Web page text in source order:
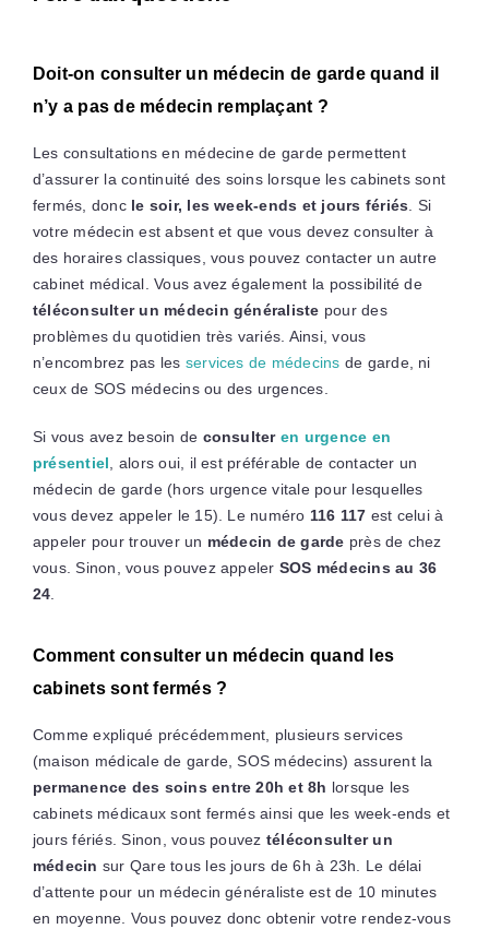
Doit-on consulter un médecin de garde quand il
n’y a pas de médecin remplaçant ?
Les consultations en médecine de garde permettent
d’assurer la continuité des soins lorsque les cabinets sont
fermés, donc le soir, les week-ends et jours fériés . Si
votre médecin est absent et que vous devez consulter à
des horaires classiques, vous pouvez contacter un autre
cabinet médical. Vous avez également la possibilité de
téléconsulter un médecin généraliste pour des
problèmes du quotidien très variés. Ainsi, vous
n’encombrez pas les services de médecins de garde, ni
ceux de SOS médecins ou des urgences.
Si vous avez besoin de consulter en urgence en
présentiel , alors oui, il est préférable de contacter un
médecin de garde (hors urgence vitale pour lesquelles
vous devez appeler le 15). Le numéro 116 117 est celui à
appeler pour trouver un médecin de garde près de chez
vous. Sinon, vous pouvez appeler SOS médecins au 36
24
Comment consulter un médecin quand les
cabinets sont fermés ?
Comme expliqué précédemment, plusieurs services
(maison médicale de garde, SOS médecins) assurent la
permanence des soins entre 20h et 8h lorsque les
cabinets médicaux sont fermés ainsi que les week-ends et
jours fériés. Sinon, vous pouvez téléconsulter un
médecin sur Qare tous les jours de 6h à 23h. Le délai
d’attente pour un médecin généraliste est de 10 minutes
en moyenne. Vous pouvez donc obtenir votre rendez-vous